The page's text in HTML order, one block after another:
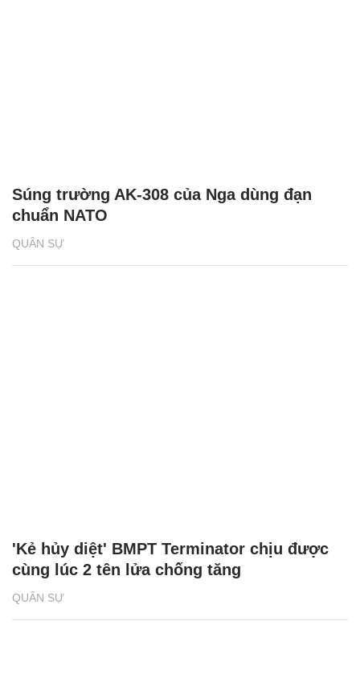
QUÂN SỰ
Súng trường AK-308 của Nga dùng đạn
chuẩn NATO
QUÂN SỰ
'Kẻ hủy diệt' BMPT Terminator chịu được
cùng lúc 2 tên lửa chống tăng